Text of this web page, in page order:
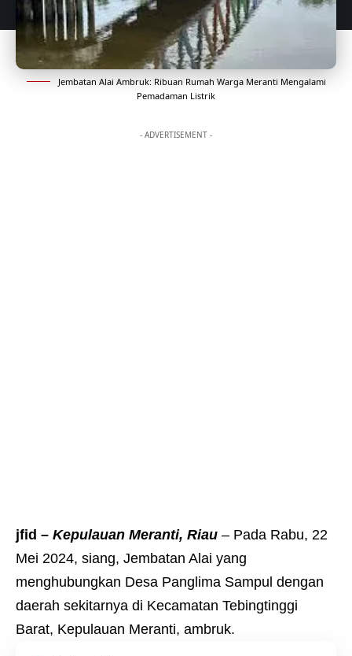
Jembatan Alai Ambruk: Ribuan Rumah Warga Meranti Mengalami
Pemadaman Listrik
- ADVERTISEMENT -
jfid – Kepulauan Meranti, Riau – Pada Rabu, 22
Mei 2024, siang, Jembatan Alai yang
menghubungkan Desa Panglima Sampul dengan
daerah sekitarnya di Kecamatan Tebingtinggi
Barat, Kepulauan Meranti, ambruk.